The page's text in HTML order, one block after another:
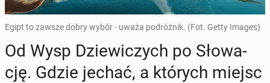
Egipt to zawsze dobry wybór - uważa podróżnik. (Fot. Getty Images)
Od Wysp Dzie­wi­czych po Sło­wa­
cję. Gdzie jechać, a których miejsc